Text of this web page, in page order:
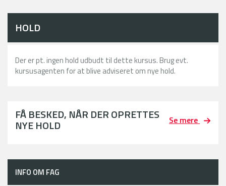
HOLD
Der er pt. ingen hold udbudt til dette kursus. Brug evt.
kursusagenten for at blive adviseret om nye hold.
FÅ BESKED, NÅR DER OPRETTES
NYE HOLD Se mere
INFO OM FAG